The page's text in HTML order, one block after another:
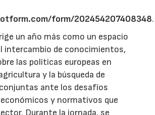
form/202454207408348.
un año más como un espacio
intercambio de conocimientos,
las políticas europeas en
y la búsqueda de
ante los desafíos
y normativos que